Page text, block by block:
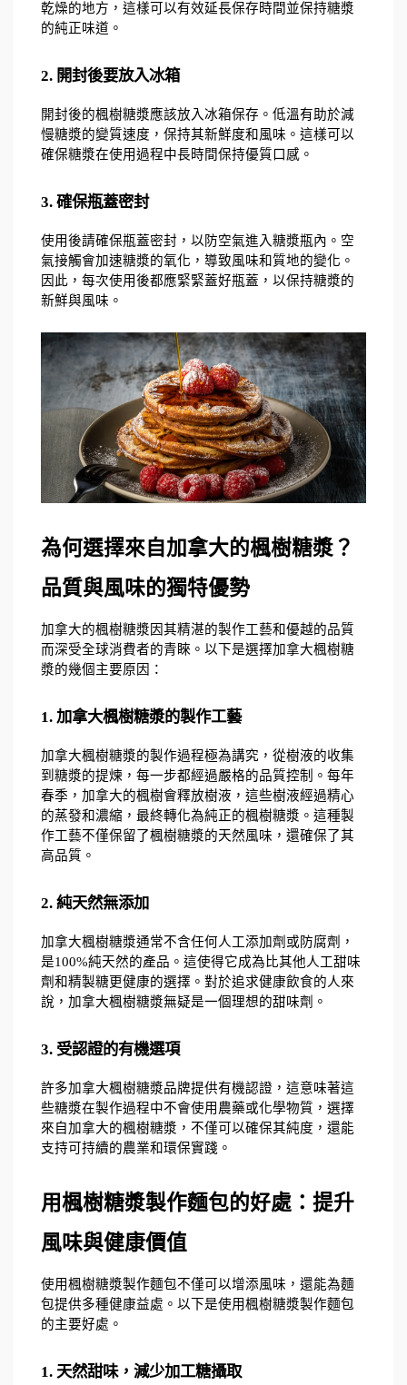
乾燥的地方，這樣可以有效延長保存時間並保持糖漿
的純正味道。
2. 開封後要放入冰箱
開封後的楓樹糖漿應該放入冰箱保存。低溫有助於減
慢糖漿的變質速度，保持其新鮮度和風味。這樣可以
確保糖漿在使用過程中長時間保持優質口感。
3. 確保瓶蓋密封
使用後請確保瓶蓋密封，以防空氣進入糖漿瓶內。空
氣接觸會加速糖漿的氧化，導致風味和質地的變化。
因此，每次使用後都應緊緊蓋好瓶蓋，以保持糖漿的
新鮮與風味。
為何選擇來自加拿大的楓樹糖漿？
品質與風味的獨特優勢
加拿大的楓樹糖漿因其精湛的製作工藝和優越的品質
而深受全球消費者的青睞。以下是選擇加拿大楓樹糖
漿的幾個主要原因：
1. 加拿大楓樹糖漿的製作工藝
加拿大楓樹糖漿的製作過程極為講究，從樹液的收集
到糖漿的提煉，每一步都經過嚴格的品質控制。每年
春季，加拿大的楓樹會釋放樹液，這些樹液經過精心
的蒸發和濃縮，最終轉化為純正的楓樹糖漿。這種製
作工藝不僅保留了楓樹糖漿的天然風味，還確保了其
高品質。
2. 純天然無添加
加拿大楓樹糖漿通常不含任何人工添加劑或防腐劑，
是100%純天然的產品。這使得它成為比其他人工甜味
劑和精製糖更健康的選擇。對於追求健康飲食的人來
說，加拿大楓樹糖漿無疑是一個理想的甜味劑。
3. 受認證的有機選項
許多加拿大楓樹糖漿品牌提供有機認證，這意味著這
些糖漿在製作過程中不會使用農藥或化學物質，選擇
來自加拿大的楓樹糖漿，不僅可以確保其純度，還能
支持可持續的農業和環保實踐。
用楓樹糖漿製作麵包的好處：提升
風味與健康價值
使用楓樹糖漿製作麵包不僅可以增添風味，還能為麵
包提供多種健康益處。以下是使用楓樹糖漿製作麵包
的主要好處。
1. 天然甜味，減少加工糖攝取